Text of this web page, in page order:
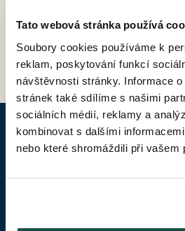
Tato webová stránka používá
Soubory cookies používáme k
reklam, poskytování funkcí
návštěvnosti stránky. Informace
stránek také sdílíme s našimi
sociálních médií, reklamy a
kombinovat s dalšími
nebo které shromáždili při vašem
ZPĚT
POPTAT